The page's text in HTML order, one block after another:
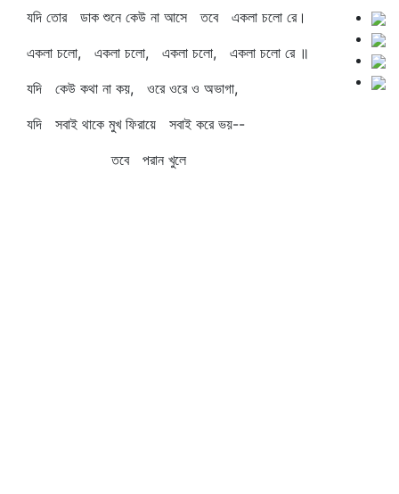
যদি তোর ডাক শুনে কেউ না আসে তবে একলা চলো রে।
একলা চলো, একলা চলো, একলা চলো, একলা চলো রে ॥
যদি কেউ কথা না কয়, ওরে ওরে ও অভাগা,
যদি সবাই থাকে মুখ ফিরায়ে সবাই করে ভয়--
তবে পরান খুলে